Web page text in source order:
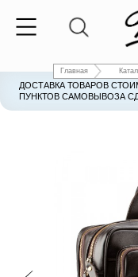
Главная
ДОСТАВКА ТОВАРОВ
ПУНКТОВ САМОВЫВОЗА